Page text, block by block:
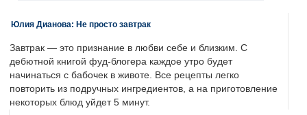
Юлия Дианова: Не просто завтрак
Завтрак — это признание в любви себе и близким. С
дебютной книгой фуд-блогера каждое утро будет
начинаться с бабочек в животе. Все рецепты легко
повторить из подручных ингредиентов, а на приготовление
некоторых блюд уйдет 5 минут.